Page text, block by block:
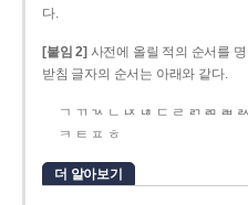
다.
[붙임 2] 사전에 올릴 적의 순서를
받침 글자의 순서는 아래와 같다.
ㄱ ㄲ ㄳ ㄴ ㄵ ㄶ ㄷ ㄹ ㄺ ㄻ ㄼ
ㅋ ㅌ ㅍ ㅎ
더 알아보기